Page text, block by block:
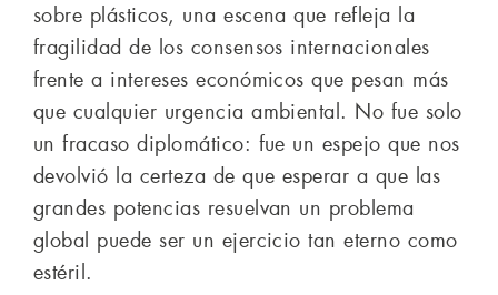
sobre plásticos, una escena que refleja la
fragilidad de los consensos internacionales
frente a intereses económicos que pesan más
que cualquier urgencia ambiental. No fue solo
un fracaso diplomático: fue un espejo que nos
devolvió la certeza de que esperar a que las
grandes potencias resuelvan un problema
global puede ser un ejercicio tan eterno como
estéril.